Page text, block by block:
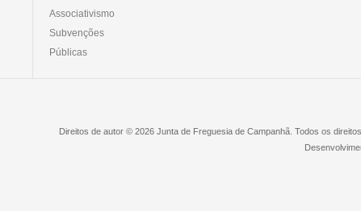
Associativismo
Subvenções
Públicas
Direitos de autor © 2026 Junta de Freguesia de Campanhã. Todos os